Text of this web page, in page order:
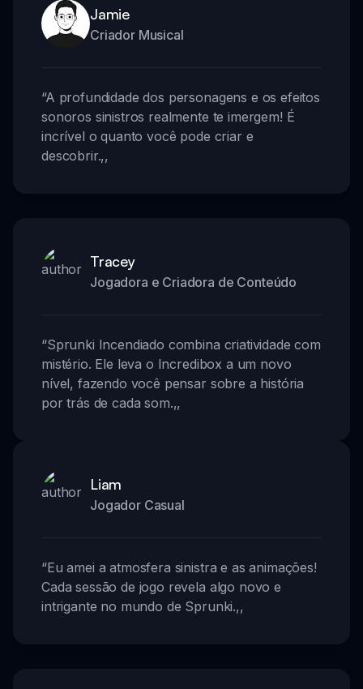
Jamie
Criador Musical
“A profundidade dos personagens e os efeitos
sonoros sinistros realmente te imergem! É
incrível o quanto você pode criar e
descobrir.,,
Tracey
Jogadora e Criadora de Conteúdo
“Sprunki Incendiado combina criatividade com
mistério. Ele leva o Incredibox a um novo
nível, fazendo você pensar sobre a história
por trás de cada som.,,
Liam
Jogador Casual
“Eu amei a atmosfera sinistra e as animações!
Cada sessão de jogo revela algo novo e
intrigante no mundo de Sprunki.,,